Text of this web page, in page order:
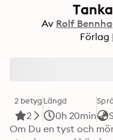
Av Rolf
Förlag
2 betyg
2
Längd
0h 20min
Om Du en tyst och